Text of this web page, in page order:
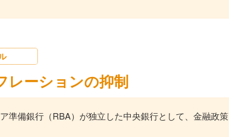
レーションの抑制
準備銀行（RBA）が独立した中央銀行として、金融政策